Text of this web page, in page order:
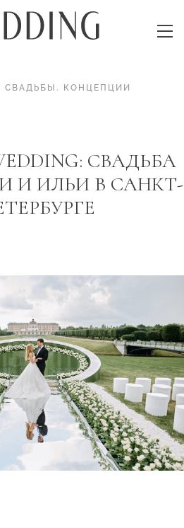
СВАДЬБЫ . КОНЦЕПЦИИ
СВАДЬБА
И ИЛЬИ В САНКТ-